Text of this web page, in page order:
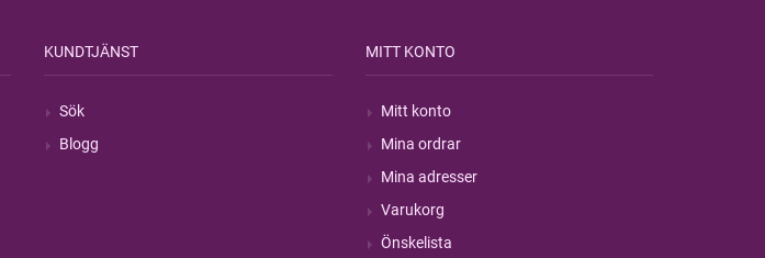
KUNDTJÄNST
Sök
Blogg
MITT KONTO
Mitt konto
Mina ordrar
Mina adresser
Varukorg
Önskelista